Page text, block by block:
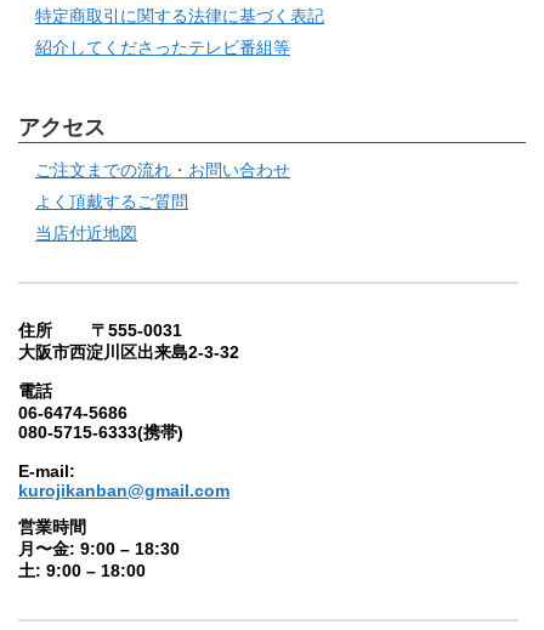
特定商取引に関する法律に基づく表記
紹介してくださったテレビ番組等
アクセス
ご注文までの流れ・お問い合わせ
よく頂戴するご質問
当店付近地図
住所 〒555-0031
大阪市西淀川区出来島2-3-32
電話
06-6474-5686
080-5715-6333(携帯)
E-mail:
kurojikanban@gmail.com
営業時間
月〜金: 9:00 – 18:30
土: 9:00 – 18:00